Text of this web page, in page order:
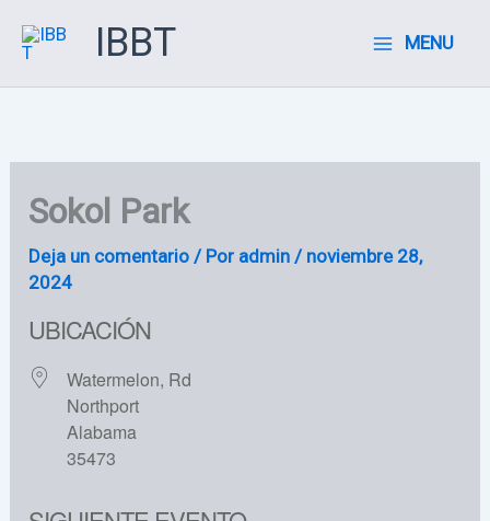
IBBT MENU
Sokol Park
Deja un comentario / Por admin / noviembre 28,
2024
UBICACIÓN
Watermelon, Rd
Northport
Alabama
35473